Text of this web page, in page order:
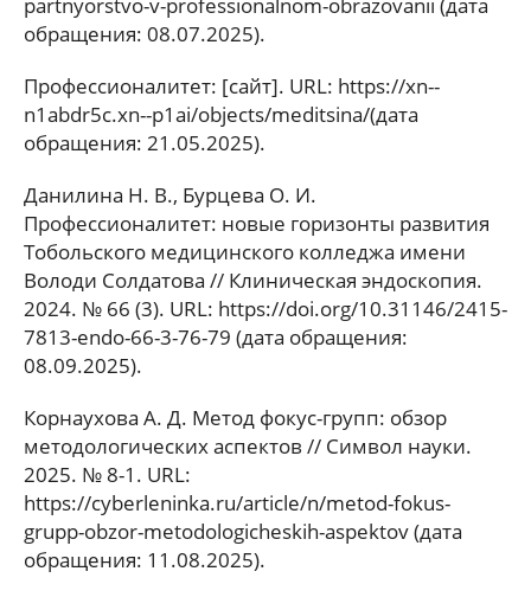
partnyorstvo-v-professionalnom-obrazovanii (дата
обращения: 08.07.2025).
Профессионалитет: [сайт]. URL: https://xn--
n1abdr5c.xn--p1ai/objects/meditsina/(дата
обращения: 21.05.2025).
Данилина Н. В., Бурцева О. И.
Профессионалитет: новые горизонты развития
Тобольского медицинского колледжа имени
Володи Солдатова // Клиническая эндоскопия.
2024. № 66 (3). URL: https://doi.org/10.31146/2415-
7813-endo-66-3-76-79 (дата обращения:
08.09.2025).
Корнаухова А. Д. Метод фокус-групп: обзор
методологических аспектов // Символ науки.
2025. № 8-1. URL:
https://cyberleninka.ru/article/n/metod-fokus-
grupp-obzor-metodologicheskih-aspektov (дата
обращения: 11.08.2025).